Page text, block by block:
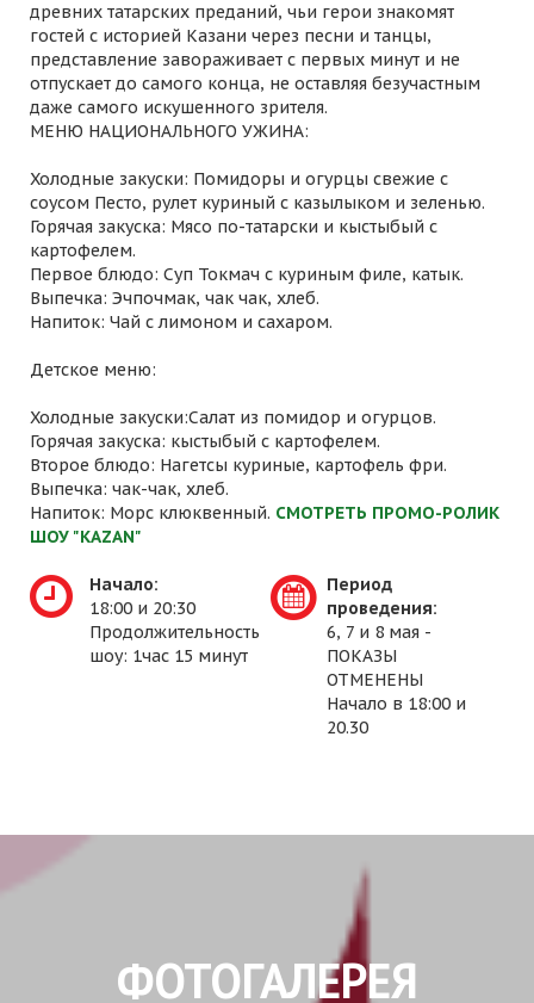
древних татарских преданий, чьи герои знакомят
гостей с историей Казани через песни и танцы,
представление завораживает с первых минут и не
отпускает до самого конца, не оставляя безучастным
даже самого искушенного зрителя.
МЕНЮ НАЦИОНАЛЬНОГО УЖИНА:
Холодные закуски: Помидоры и огурцы свежие с
соусом Песто, рулет куриный с казылыком и зеленью.
Горячая закуска: Мясо по-татарски и кыстыбый с
картофелем.
Первое блюдо: Суп Токмач с куриным филе, катык.
Выпечка: Эчпочмак, чак чак, хлеб.
Напиток: Чай с лимоном и сахаром.
Детское меню:
Холодные закуски:Салат из помидор и огурцов.
Горячая закуска: кыстыбый с картофелем.
Второе блюдо: Нагетсы куриные, картофель фри.
Выпечка: чак-чак, хлеб.
Напиток: Морс клюквенный. СМОТРЕТЬ ПРОМО-РОЛИК
ШОУ "KAZAN"
Начало:
18:00 и 20:30
Продолжительность
шоу: 1час 15 минут
Период
проведения:
6, 7 и 8 мая -
ПОКАЗЫ
ОТМЕНЕНЫ
Начало в 18:00 и
20.30
ФОТОГАЛЕРЕЯ